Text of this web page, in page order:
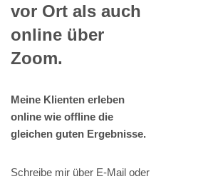
vor Ort als auch
online über
Zoom.
Meine Klienten erleben
online wie offline die
gleichen guten Ergebnisse.
Schreibe mir über E-Mail oder